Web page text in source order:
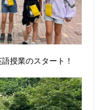
授業のスタート！